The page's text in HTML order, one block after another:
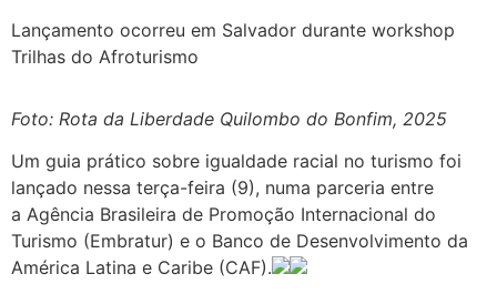
Lançamento ocorreu em Salvador durante workshop
Trilhas do Afroturismo
Foto: Rota da Liberdade Quilombo do Bonfim, 2025
Um guia prático sobre igualdade racial no turismo foi
lançado nessa terça-feira (9), numa parceria entre
a Agência Brasileira de Promoção Internacional do
Turismo (Embratur) e o Banco de Desenvolvimento da
América Latina e Caribe (CAF).